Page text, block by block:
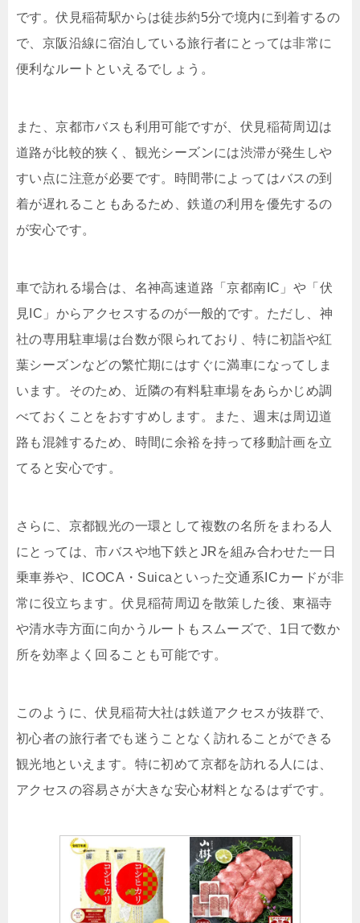
です。伏見稲荷駅からは徒歩約5分で境内に到着するの
で、京阪沿線に宿泊している旅行者にとっては非常に
便利なルートといえるでしょう。
また、京都市バスも利用可能ですが、伏見稲荷周辺は
道路が比較的狭く、観光シーズンには渋滞が発生しや
すい点に注意が必要です。時間帯によってはバスの到
着が遅れることもあるため、鉄道の利用を優先するの
が安心です。
車で訪れる場合は、名神高速道路「京都南IC」や「伏
見IC」からアクセスするのが一般的です。ただし、神
社の専用駐車場は台数が限られており、特に初詣や紅
葉シーズンなどの繁忙期にはすぐに満車になってしま
います。そのため、近隣の有料駐車場をあらかじめ調
べておくことをおすすめします。また、週末は周辺道
路も混雑するため、時間に余裕を持って移動計画を立
てると安心です。
さらに、京都観光の一環として複数の名所をまわる人
にとっては、市バスや地下鉄とJRを組み合わせた一日
乗車券や、ICOCA・Suicaといった交通系ICカードが非
常に役立ちます。伏見稲荷周辺を散策した後、東福寺
や清水寺方面に向かうルートもスムーズで、1日で数か
所を効率よく回ることも可能です。
このように、伏見稲荷大社は鉄道アクセスが抜群で、
初心者の旅行者でも迷うことなく訪れることができる
観光地といえます。特に初めて京都を訪れる人には、
アクセスの容易さが大きな安心材料となるはずです。